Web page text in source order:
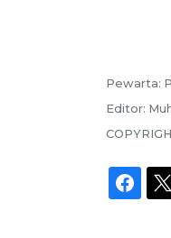
Pewarta:
Editor: